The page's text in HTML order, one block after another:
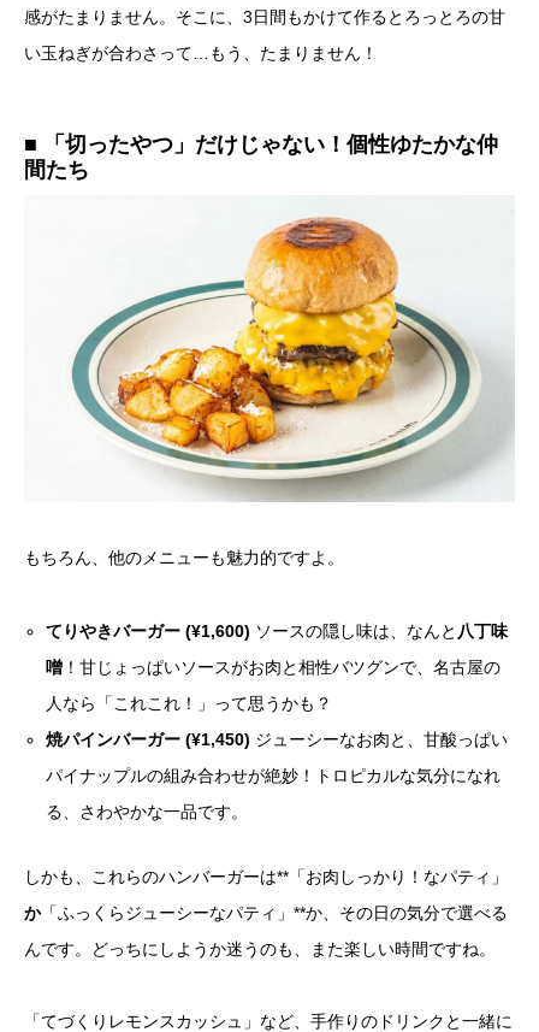
感がたまりません。そこに、3日間もかけて作るとろっとろの甘
い玉ねぎが合わさって…もう、たまりません！
■ 「切ったやつ」だけじゃない！個性ゆたかな仲
間たち
もちろん、他のメニューも魅力的ですよ。
てりやきバーガー (¥1,600) ソースの隠し味は、なんと 八丁味
噌 ！甘じょっぱいソースがお肉と相性バツグンで、名古屋の
人なら「これこれ！」って思うかも？
焼パインバーガー (¥1,450) ジューシーなお肉と、甘酸っぱい
パイナップルの組み合わせが絶妙！トロピカルな気分になれ
る、さわやかな一品です。
しかも、これらのハンバーガーは**「お肉しっかり！なパティ」
か「ふっくらジューシーなパティ」**か、その日の気分で選べる
んです。どっちにしようか迷うのも、また楽しい時間ですね。
「てづくりレモンスカッシュ」など、手作りのドリンクと一緒に